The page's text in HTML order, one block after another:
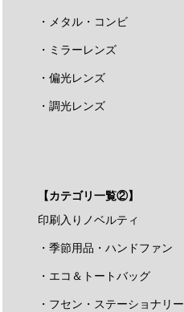
・メタル・コンビ
・ミラーレンズ
・偏光レンズ
・調光レンズ
【カテゴリ一覧②】
印刷入りノベルティ
・季節用品・ハンドファン
・エコ＆トートバッグ
・フセン・ステーショナリー